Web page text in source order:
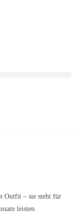
Outfit – sie steht für
leisten.